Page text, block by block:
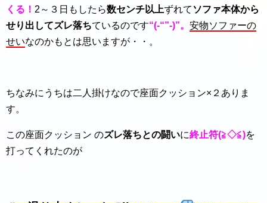
くる！ 2～３日もしたら数センチ以上ずれて ソファ本体から
せり出してズレ落ちているのです“(-“”-)”。 安物ソファーの
せいなのかもとは思いますが・・。
ちなみにうちは二人掛けなので座面クッション×２ありま
す。
この座面クッション のズレ落ちとの闘いに終止符(≧◇≦)を
打ってくれたのが